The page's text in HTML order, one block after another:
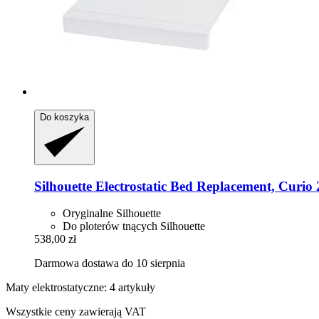
Do koszyka
Silhouette Electrostatic Bed Replacement, Curio
Oryginalne Silhouette
Do ploterów tnących Silhouette
538,00 zł
Darmowa dostawa do 10 sierpnia
Maty elektrostatyczne: 4 artykuły
Wszystkie ceny zawierają VAT